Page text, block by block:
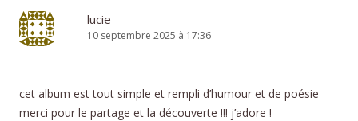
lucie
10 septembre 2025 à 17:36
cet album est tout simple et rempli d’humour et de poésie
merci pour le partage et la découverte !!! j’adore !